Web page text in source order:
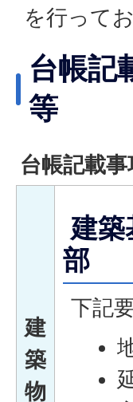
を行って
台帳記
等
台帳記載
建
築
物
建築
部
下記